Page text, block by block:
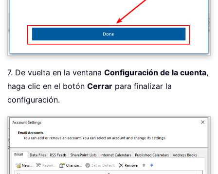
7. De vuelta en la ventana Configuración de la cuenta,
haga clic en el botón Cerrar para finalizar la
configuración.